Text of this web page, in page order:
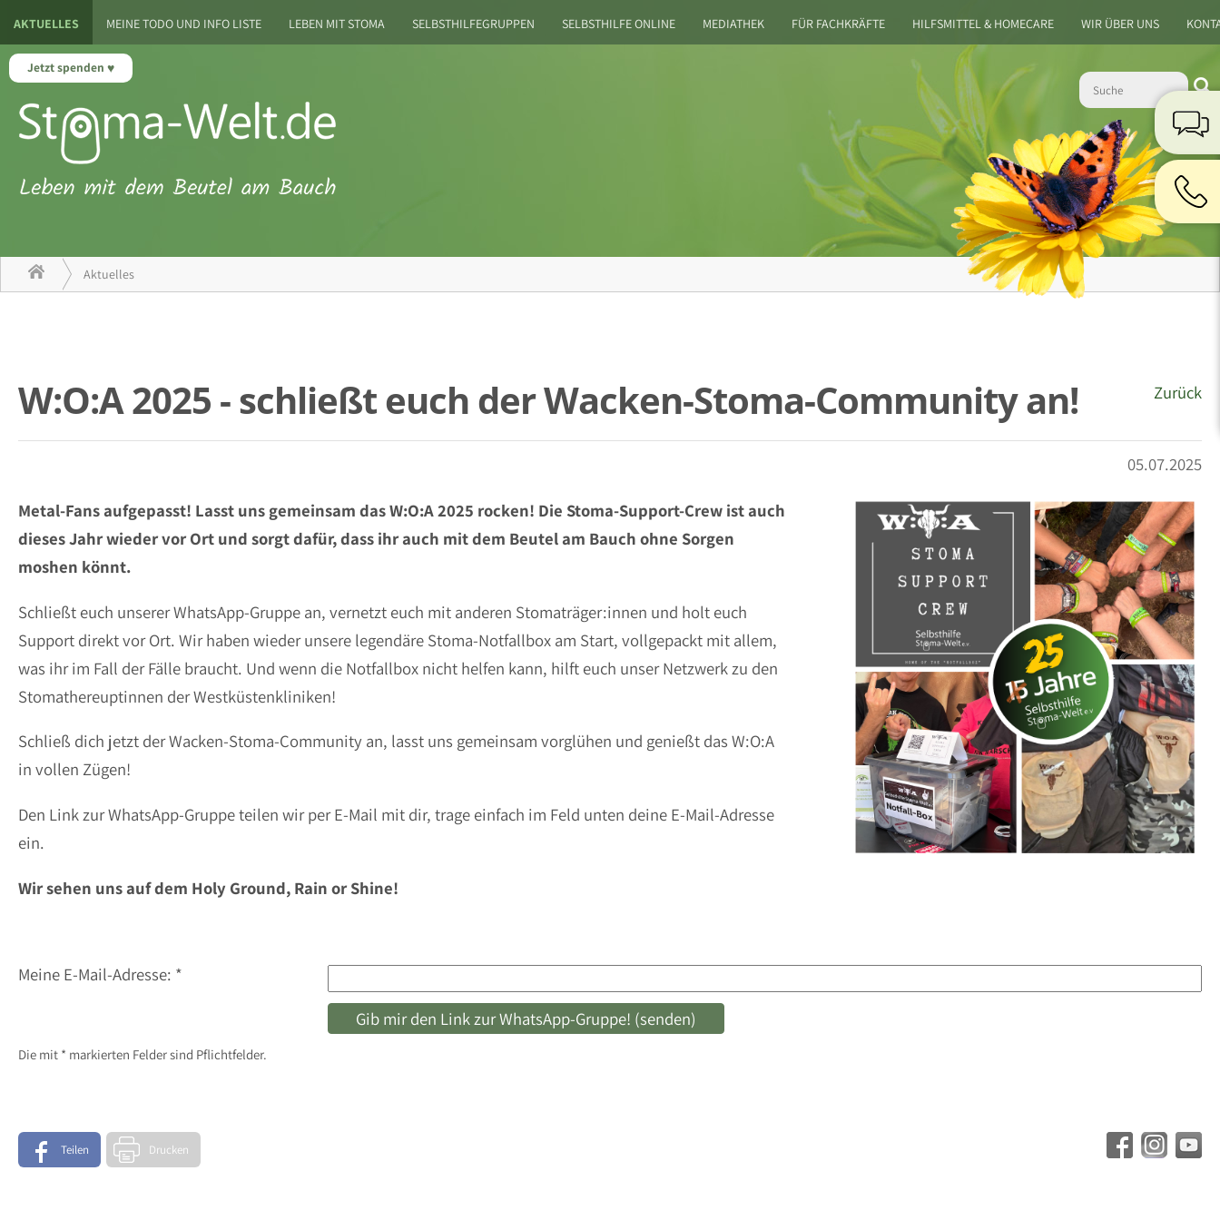
Jetzt spenden
AKTUELLES MEINE TODO UND INFO LISTE LEBEN MIT STOMA SELBSTHILFEGRUPPEN SELBSTHILFE ONLINE MEDIATHEK FÜR FACHKRÄFTE HILFSMITTEL & HOMECARE WIR ÜBER UNS
Aktuelles
W:O:A 2025 - schließt euch der Wacken-Stoma-Community an! Zurück
05.07.2025
Metal-Fans aufgepasst! Lasst uns gemeinsam das W:O:A 2025 rocken! Die Stoma-Support-Crew ist auch
dieses Jahr wieder vor Ort und sorgt dafür, dass ihr auch mit dem Beutel am Bauch ohne Sorgen
moshen könnt.
Schließt euch unserer WhatsApp-Gruppe an, vernetzt euch mit anderen Stomaträger:innen und holt euch
Support direkt vor Ort. Wir haben wieder unsere legendäre Stoma-Notfallbox am Start, vollgepackt mit allem,
was ihr im Fall der Fälle braucht. Und wenn die Notfallbox nicht helfen kann, hilft euch unser Netzwerk zu den
Stomathereuptinnen der Westküstenkliniken!
Schließ dich jetzt der Wacken-Stoma-Community an, lasst uns gemeinsam vorglühen und genießt das W:O:A
in vollen Zügen!
Den Link zur WhatsApp-Gruppe teilen wir per E-Mail mit dir, trage einfach im Feld unten deine E-Mail-Adresse
ein.
Wir sehen uns auf dem Holy Ground, Rain or Shine!
Meine E-Mail-Adresse: *
Die mit * markierten Felder sind Pflichtfelder.
Teilen Drucken